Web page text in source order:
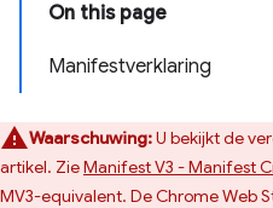
On this page
Manifestverklaring
Waarschuwing:U bekijkt de
artikel. ZieManifest V3 - Manifest
MV3-equivalent. De Chrome Web